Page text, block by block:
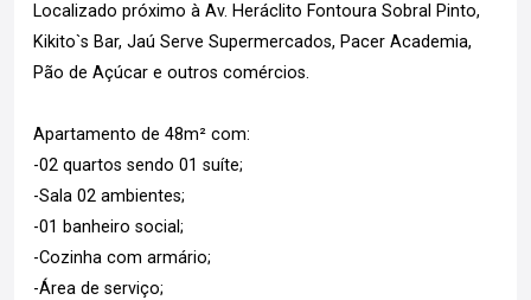
Localizado próximo à Av. Heráclito Fontoura Sobral Pinto,
Kikito`s Bar, Jaú Serve Supermercados, Pacer Academia,
Pão de Açúcar e outros comércios.
Apartamento de 48m² com:
-02 quartos sendo 01 suíte;
-Sala 02 ambientes;
-01 banheiro social;
-Cozinha com armário;
-Área de serviço;